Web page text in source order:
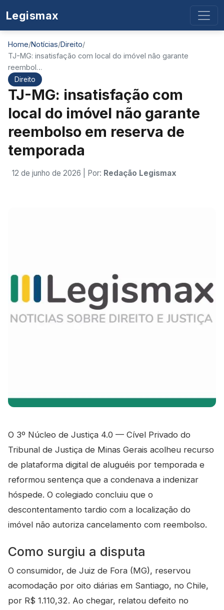
Legismax
Home/Notícias/Direito/
TJ-MG: insatisfação com local do imóvel não garante
reembol…
Direito
TJ-MG: insatisfação com
local do imóvel não garante
reembolso em reserva de
temporada
12 de junho de 2026 | Por: Redação Legismax
O 3º Núcleo de Justiça 4.0 — Cível Privado do
Tribunal de Justiça de Minas Gerais acolheu recurso
de plataforma digital de aluguéis por temporada e
reformou sentença que a condenava a indenizar
hóspede. O colegiado concluiu que o
descontentamento tardio com a localização do
imóvel não autoriza cancelamento com reembolso.
Como surgiu a disputa
O consumidor, de Juiz de Fora (MG), reservou
acomodação por oito diárias em Santiago, no Chile,
por R$ 1.110,32. Ao chegar, relatou defeito no